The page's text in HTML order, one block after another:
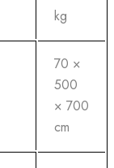
kg
70 ×
500
× 700
cm